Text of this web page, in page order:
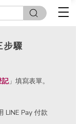
步驟
記」填寫表單。
LINE Pay 付款